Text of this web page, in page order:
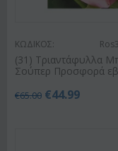
ΚΩΔΙΚΟΣ:
(31) Τριαντάφυλλα
Σούπερ Προσφορά
€65.00 €44.99